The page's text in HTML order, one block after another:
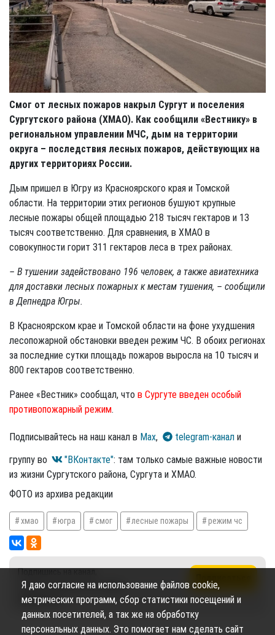
Смог от лесных пожаров накрыл Сургут и поселения
Сургутского района (ХМАО). Как сообщили «Вестнику» в
региональном управлении МЧС, дым на территории
округа – последствия лесных пожаров, действующих на
других территориях России.
Дым пришел в Югру из Красноярского края и Томской
области. На территории этих регионов бушуют крупные
лесные пожары общей площадью 218 тысяч гектаров и 13
тысяч соответственно. Для сравнения, в ХМАО в
совокупности горит 311 гектаров леса в трех районах.
– В тушении задействовано 196 человек, а также авиатехника
для доставки лесных пожарных к местам тушения, – сообщили
в Депнедра Югры.
В Красноярском крае и Томской области на фоне ухудшения
лесопожарной обстановки введен режим ЧС. В обоих регионах
за последние сутки площадь пожаров выросла на 10 тысяч и
800 гектаров соответственно.
Ранее «Вестник» сообщал, что в Сургуте введен особый
противопожарный режим.
Подписывайтесь на наш канал в Max, telegram-канал и
группу во
"ВКонтакте": там только самые важные новости
из жизни Сургутского района, Сургута и ХМАО.
ФОТО из архива редакции
хмао югра смог лесные пожары режим чс
чтобы не пропустить новые
публикации
Я даю согласие на использование файлов cookie,
метрических программ, сбор статистики посещений и
данных посетителей, а так же на обработку
персональных данных. Это помогает нам сделать сайт